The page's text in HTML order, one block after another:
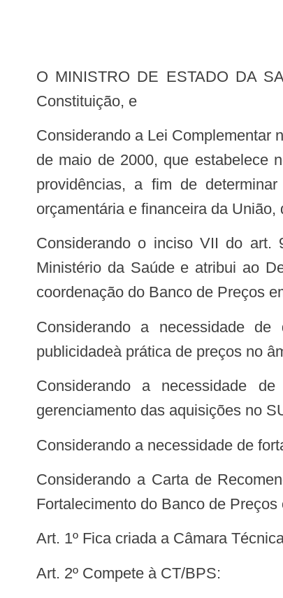
O MINISTRO DE ESTADO DA SAÚDE, no uso da atribuição que lhe confere o inciso I do parágrafo único do art. 87 da
Constituição, e
Considerando a Lei Complementar nº 131, de 27 de maio de 2009, que acrescenta dispositivos à Lei Complementar nº 101, de 4
de maio de 2000, que estabelece
providências, a fim de
orçamentária e financeira da
Considerando o inciso VII do art. 9º do Decreto nº 8.065, de 7 de agosto de 2013, que aprova a estrutura regimental do
Ministério da Saúde e atribui ao
coordenação do Banco de Preços
Considerando a necessidade de dar transparência e visibilidade à utilização dos recursos públicos, além de conferir
publicidadeà prática de preços no
Considerando a necessidade de estimular a implementação de práticas administrativas que permitam melhorias no
gerenciamento das aquisições no
Considerando a necessidade de
Considerando a Carta de Recomendações firmada pelos representantes das instituições participantes do 1º Encontro para o
Fortalecimento do Banco de
Art. 1º Fica criada a Câmara
Art. 2º Compete à CT/BPS: